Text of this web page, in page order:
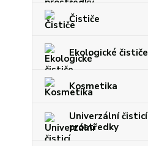
Čističe
Ekologické čističe
Kosmetika
Univerzální čisticí
prostředky